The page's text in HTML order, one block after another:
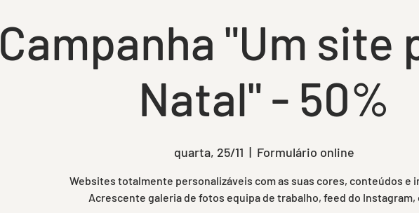
Campanha "Um site
Natal" - 50%
quarta, 25/11
  |
Formulário online
Websites totalmente personalizáveis com as suas cores, conteúdos e
Acrescente galeria de fotos equipa de trabalho, feed do Instagram,